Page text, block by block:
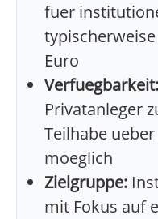
fuer
Euro
Verfuegbarkeit:
Privatanleger
Teilhabe
moeglich
Zielgruppe:
mit Fokus auf